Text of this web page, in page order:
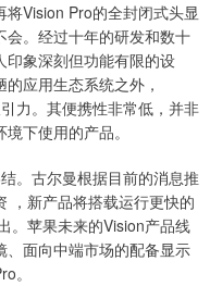
Vision Pro的全封闭式头显
。经过十年的研发和数十
印象深刻但功能有限的设
应用生态系统之外，
力。其便携性非常低，并非
下使用的产品。
。古尔曼根据目前的消息推
，新产品将搭载运行更快的
。苹果未来的Vision产品线
面向中端市场的配备显示
。